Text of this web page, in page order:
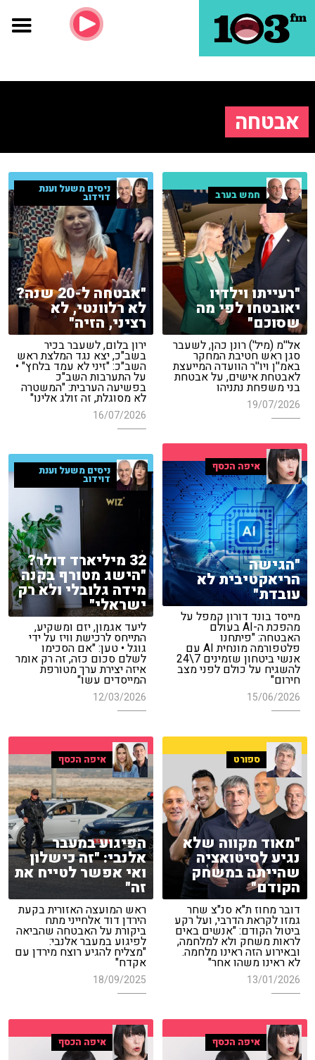
אבטחה
חמש בערב
"רעייתו וילדיו
יאובטחו לפי מה
שסוכם"
אל''מ (מיל') רונן כהן, לשעבר
סגן ראש חטיבת המחקר
באמ''ן ויו''ר הוועדה המייעצת
לאבטחת אישים, על אבטחת
בני משפחת נתניהו
19/07/2026
ניסים משעל וענת
דוידוב
"אבטחה ל-20 שנה?
לא רלוונטי, לא
רציני, הזיה"
ירון בלום, לשעבר בכיר
בשב"כ, יצא נגד המלצת ראש
השב"כ: "זיני לא עמד בלחץ" •
על התערבות השב"כ
בפשיעה הערבית: "המשטרה
לא מסוגלת, זה זולג אלינו"
16/07/2026
איפה הכסף
"הגישה
הריאקטיבית לא
עובדת"
מייסד בונד דורון קמפל על
מהפכת ה-AI בעולם
האבטחה: "פיתחנו
פלטפורמה מונחית AI עם
אנשי ביטחון שזמינים 7\24
להשגיח על כולם לפני מצב
חירום"
15/06/2026
ניסים משעל וענת
דוידוב
32 מיליארד דולר?
"הישג מטורף בקנה
מידה גלובלי ולא רק
ישראלי"
ליעד אגמון, יזם ומשקיע,
התייחס לרכישת וויז על ידי
גוגל • טען: "אם הסכימו
לשלם סכום כזה, זה רק אומר
איזה יצירת ערך מטורפת
המייסדים עשו"
12/03/2026
ספורט
"מאוד מקווה שלא
נגיע לסיטואציה
שהייתה במשחק
הקודם"
דובר מחוז ת"א סנ"צ שחר
גמזו לקראת הדרבי, ועל רקע
ביטול הקודם: "אנשים באים
לראות משחק ולא למלחמה,
ובאירוע הזה ראינו מלחמה.
לא ראינו משהו אחר"
13/01/2026
איפה הכסף
הפיגוע במעבר
אלנבי: "זה כישלון
ואי אפשר לטייח את
זה"
ראש המועצה האזורית בקעת
הירדן דוד אלחייני מתח
ביקורת על האבטחה שהביאה
לפיגוע במעבר אלנבי:
"מצליח להגיע רוצח מירדן עם
אקדח"
18/09/2025
איפה הכסף איפה הכסף